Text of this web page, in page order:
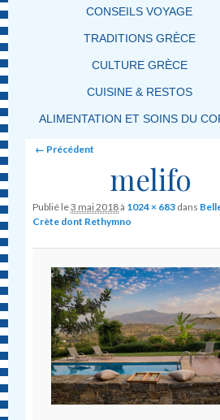
CONSEILS VOYAGE
TRADITIONS GRÈCE
CULTURE GRÈCE
CUISINE & RESTOS
ALIMENTATION ET SOINS DU
Image navigation
← Précédent
melifo
Publié le3 mai 2018à 1024 × 683 dans
Crète dont Rethymno